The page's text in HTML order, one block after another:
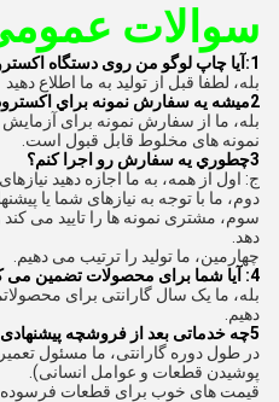
سوالات
1:آیا چاپ لوگو من روی دستگاه اکسترودر مشکلی نداره؟
بله، لطفا قبل از تولید به ما اطلاع دهید
2ميشه يه سفارش نمونه براي اكسترودر داشته باشم؟
بله، ما از سفارش نمونه برای
نمونه های مخلوط قابل قبول است.
3چطوري يه سفارش رو اجرا کنم؟
ج: اول از همه، به ما اجازه دهید
دوم، ما با توجه به نیازهای شما یا
سوم، مشتری نمونه ها را تایید می
دهد.
چهارمین، ما تولید را ترتیب می دهیم.
4: آیا شما برای محصولات تضمین می کنید؟
بله، ما یک سال گارانتی برای
دهیم.
5چه خدماتی بعد از فروش
چه
در طول دوره گارانتی، ما مسئول
پوشیدن قطعات و عوامل انسانی).
قیمت های خوب برای قطعات فرسوده